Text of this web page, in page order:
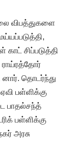
விபத்துகளை
சிப்படுத்தி
னார். தொடர்ந்து
பள்ளிக்கு
பாதல்சந்த்
பள்ளிக்கு
அரசு